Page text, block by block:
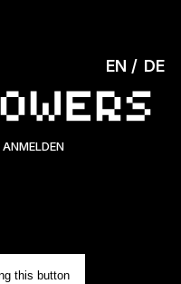
ANMELDEN
EN DE
this button